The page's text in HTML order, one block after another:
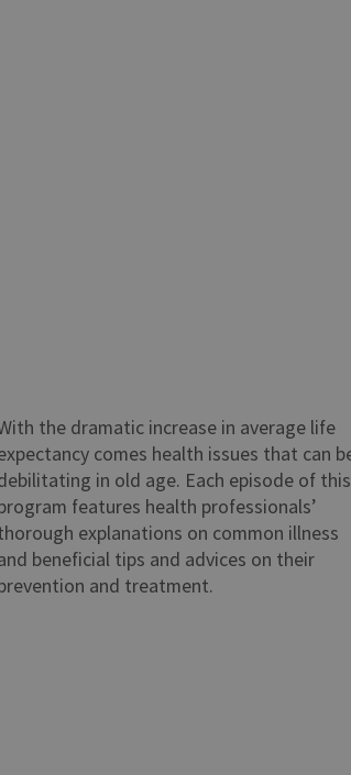
the dramatic increase in average life
comes health issues that can
in old age. Each episode of this
features health professionals’
explanations on common illness
beneficial tips and advices on their
and treatment.